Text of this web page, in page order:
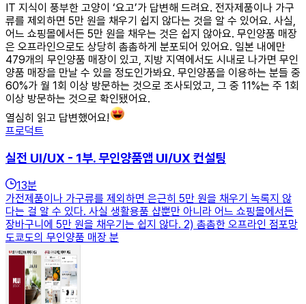
IT 지식이 풍부한 고양이 ‘요고’가 답변해 드려요. 전자제품이나 가구
류를 제외하면 5만 원을 채우기 쉽지 않다는 것을 알 수 있어요. 사실,
어느 쇼핑몰에서든 5만 원을 채우는 것은 쉽지 않아요. 무인양품 매장
은 오프라인으로도 상당히 촘촘하게 분포되어 있어요. 일본 내에만
479개의 무인양품 매장이 있고, 지방 지역에서도 시내로 나가면 무인
양품 매장을 만날 수 있을 정도인가봐요. 무인양품을 이용하는 분들 중
60%가 월 1회 이상 방문하는 것으로 조사되었고, 그 중 11%는 주 1회
이상 방문하는 것으로 확인됐어요.
열심히 읽고 답변했어요!
프로덕트
실전 UI/UX - 1부. 무인양품앱 UI/UX 컨설팅
13분
가전제품이나 가구류를 제외하면 은근히 5만 원을 채우기 녹록지 않
다는 걸 알 수 있다. 사실 생활용품 샵뿐만 아니라 어느 쇼핑몰에서든
장바구니에 5만 원을 채우기는 쉽지 않다. 2) 촘촘한 오프라인 점포망
도쿄도의 무인양품 매장 분